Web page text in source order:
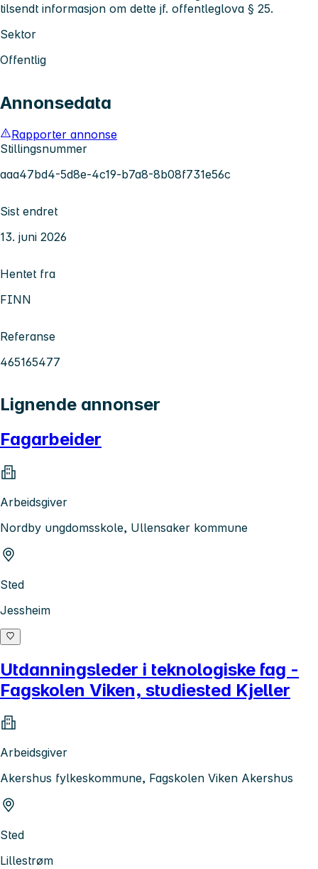
tilsendt informasjon om dette jf. offentleglova § 25.
Sektor
Offentlig
Annonsedata
Rapporter annonse
Stillingsnummer
aaa47bd4-5d8e-4c19-b7a8-8b08f731e56c
Sist endret
13. juni 2026
Hentet fra
FINN
Referanse
465165477
Lignende annonser
Fagarbeider
Arbeidsgiver
Nordby ungdomsskole, Ullensaker kommune
Sted
Jessheim
Utdanningsleder i teknologiske fag -
Fagskolen Viken, studiested Kjeller
Arbeidsgiver
Akershus fylkeskommune, Fagskolen Viken Akershus
Sted
Lillestrøm